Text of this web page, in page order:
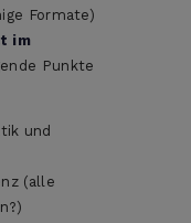
Formate)
im
Punkte
und
(alle